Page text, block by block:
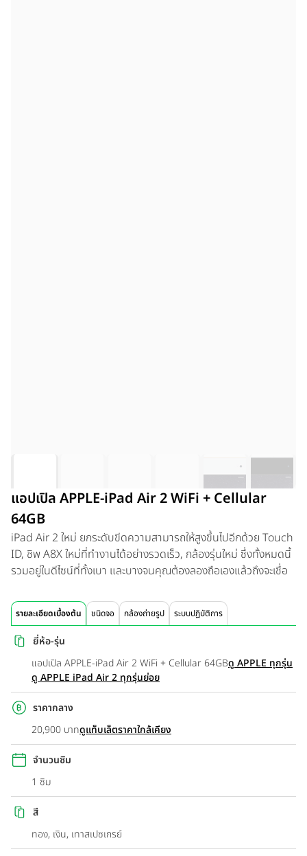
แอปเปิล APPLE-iPad Air 2 WiFi + Cellular
64GB
iPad Air 2 ใหม่ ยกระดับขีดความสามารถให้สูงขึ้นไปอีกด้วย Touch
ID, ชิพ A8X ใหม่ที่ทำงานได้อย่างรวดเร็ว, กล้องรุ่นใหม่ ซึ่งทั้งหมดนี้
รวมอยู่ในดีไซน์ที่ทั้งเบา และบางจนคุณต้องลองถือเองแล้วถึงจะเชื่อ
รายละเอียดเบื้องต้น ชนิดจอ กล้องถ่ายรูป ระบบปฏิบัติการ
ยี่ห้อ-รุ่น
แอปเปิล APPLE-iPad Air 2 WiFi + Cellular 64GBดู APPLE ทุกรุ่น
ดู APPLE iPad Air 2 ทุกรุ่นย่อย
ราคากลาง
20,900 บาทดูแท็บเล็ตราคาใกล้เคียง
จำนวนซิม
1 ซิม
สี
ทอง, เงิน, เทาสเปซเกรย์